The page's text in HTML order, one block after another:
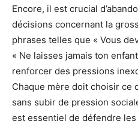
Encore, il est crucial
décisions concernant la
phrases telles que « Vous
« Ne laisses jamais ton
renforcer des pressions
Chaque mère doit choisir ce
sans subir de pression
est essentiel de défendre